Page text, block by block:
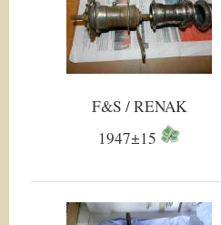
F&S / RENAK
1947±15